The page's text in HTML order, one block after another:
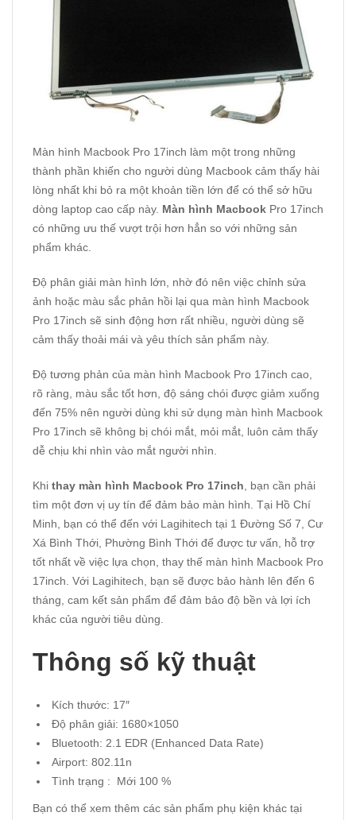
Màn hình Macbook Pro 17inch làm một trong những
thành phần khiến cho người dùng Macbook cảm thấy hài
lòng nhất khi bỏ ra một khoản tiền lớn để có thể sở hữu
dòng laptop cao cấp này. Màn hình Macbook Pro 17inch
có những ưu thế vượt trội hơn hẳn so với những sản
phẩm khác.
Độ phân giải màn hình lớn, nhờ đó nên việc chỉnh sửa
ảnh hoặc màu sắc phản hồi lại qua màn hình Macbook
Pro 17inch sẽ sinh động hơn rất nhiều, người dùng sẽ
cảm thấy thoải mái và yêu thích sản phẩm này.
Độ tương phản của màn hình Macbook Pro 17inch cao,
rõ ràng, màu sắc tốt hơn, độ sáng chói được giảm xuống
đến 75% nên người dùng khi sử dụng màn hình Macbook
Pro 17inch sẽ không bị chói mắt, mỏi mắt, luôn cảm thấy
dễ chịu khi nhìn vào mắt người nhìn.
Khi thay màn hình Macbook Pro 17inch , bạn cần phải
tìm một đơn vị uy tín để đảm bảo màn hình. Tại Hồ Chí
Minh, bạn có thể đến với Lagihitech tại 1 Đường Số 7, Cư
Xá Bình Thới, Phường Bình Thới để được tư vấn, hỗ trợ
tốt nhất về việc lựa chọn, thay thế màn hình Macbook Pro
17inch. Với Lagihitech, bạn sẽ được bảo hành lên đến 6
tháng, cam kết sản phẩm để đảm bảo độ bền và lợi ích
khác của người tiêu dùng.
Thông số kỹ thuật
Kích thước: 17″
Độ phân giải: 1680×1050
Bluetooth: 2.1 EDR (Enhanced Data Rate)
Airport: 802.11n
Tình trạng : Mới 100 %
Bạn có thể xem thêm các sản phẩm phụ kiện khác tại